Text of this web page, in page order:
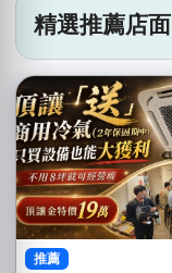
精選推薦店面
推薦